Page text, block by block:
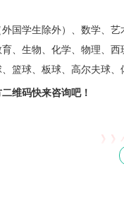
学生除外）、数学、艺
、生物、化学、物理、
球、板球、高尔夫球、
维码快来咨询吧！
》》